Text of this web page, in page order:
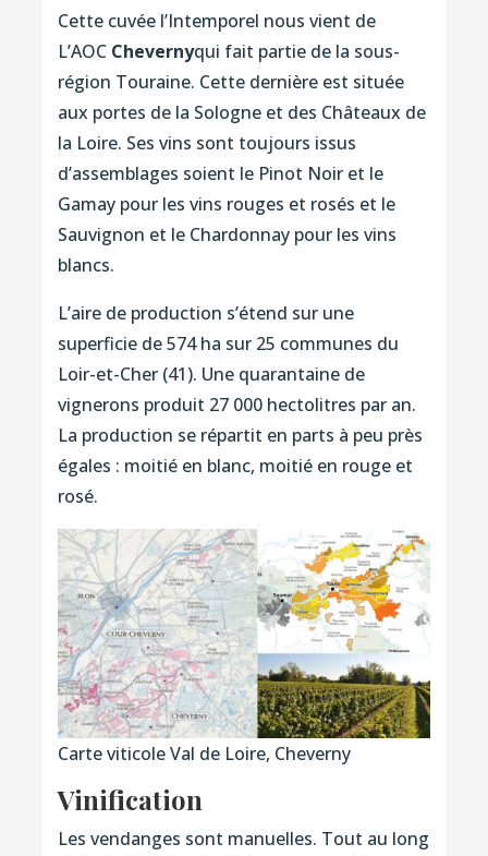
Cette cuvée l’Intemporel nous vient de
L’AOC Chevernyqui fait partie de la sous-
région Touraine. Cette dernière est située
aux portes de la Sologne et des Châteaux de
la Loire. Ses vins sont toujours issus
d’assemblages soient le Pinot Noir et le
Gamay pour les vins rouges et rosés et le
Sauvignon et le Chardonnay pour les vins
blancs.
L’aire de production s’étend sur une
superficie de 574 ha sur 25 communes du
Loir-et-Cher (41). Une quarantaine de
vignerons produit 27 000 hectolitres par an.
La production se répartit en parts à peu près
égales : moitié en blanc, moitié en rouge et
rosé.
Carte viticole Val de Loire, Cheverny
Vinification
Les vendanges sont manuelles. Tout au long